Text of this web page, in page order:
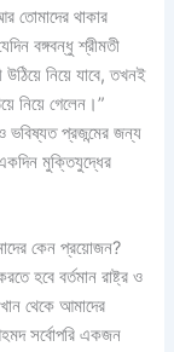
তোমাদের থাকার
বঙ্গবন্ধু শ্রীমতী
উঠিয়ে নিয়ে যাবে, তখনই
নিয়ে গেলেন।”
ভবিষ্যত প্রজন্মের জন্য
মুক্তিযুদ্ধের
কেন প্রয়োজন?
হবে বর্তমান রাষ্ট্র ও
থেকে আমাদের
সর্বোপরি একজন